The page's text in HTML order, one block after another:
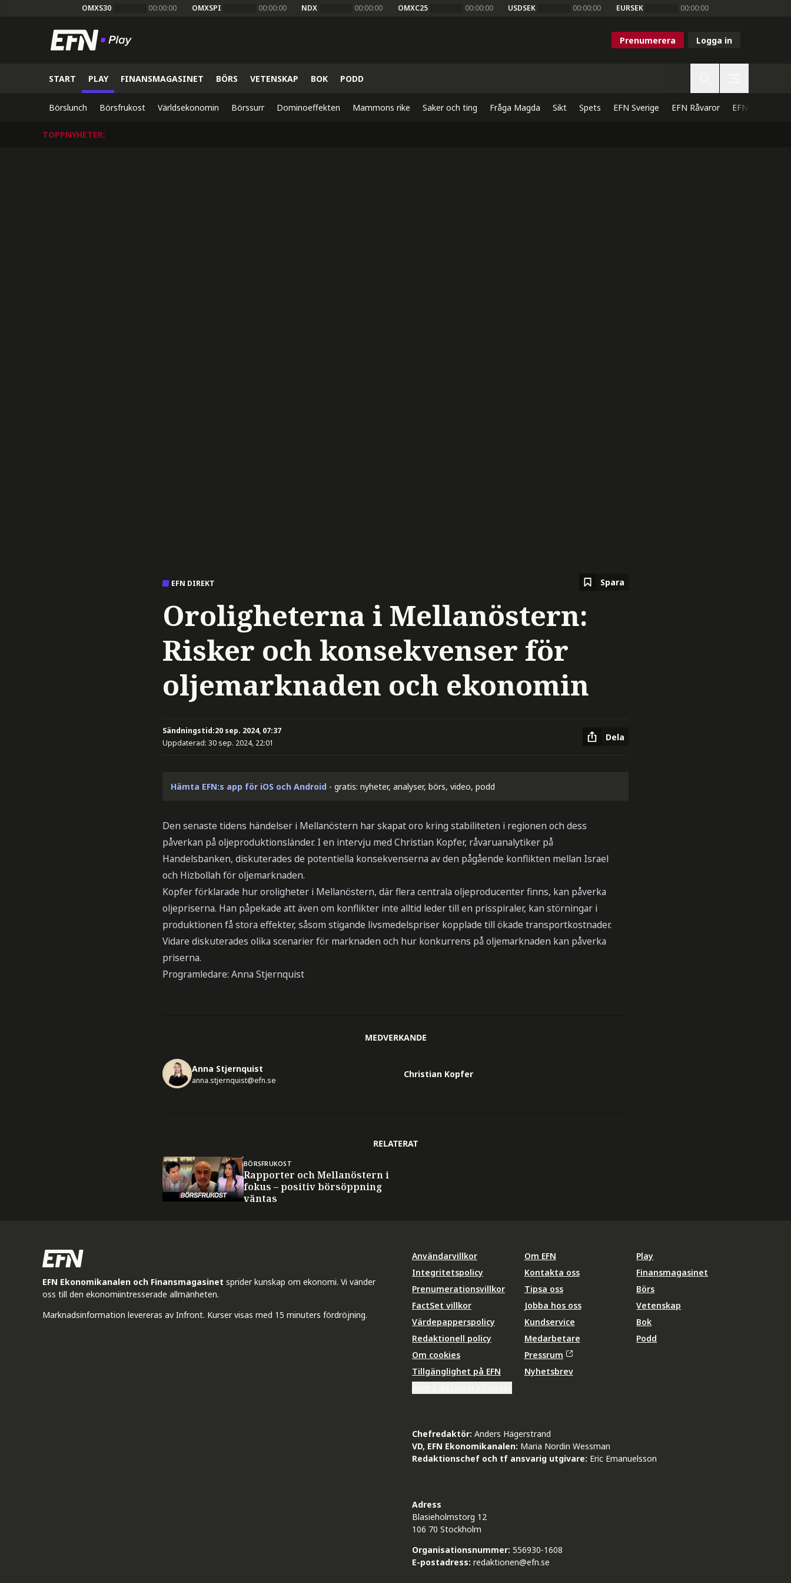
OMXS30 00:00:00 OMXSPI 00:00:00 NDX 00:00:00 OMXC25 00:00:00 USDSEK 00:00:00 EURSEK 00:00:00
Prenumerera Logga in
START PLAY FINANSMAGASINET BÖRS VETENSKAP BOK PODD
Börslunch Börsfrukost Världsekonomin Börssurr Dominoeffekten Mammons rike Saker och ting Fråga Magda Sikt Spets EFN Sverige EFN Råvaror EFN Direkt
TOPPNYHETER:
EFN DIREKT Spara
Oroligheterna i Mellanöstern:
Risker och konsekvenser för
oljemarknaden och ekonomin
Sändningstid:20 sep. 2024, 07:37
Uppdaterad: 30 sep. 2024, 22:01
Dela
Hämta EFN:s app för iOS och Android - gratis: nyheter, analyser, börs, video, podd
Den senaste tidens händelser i Mellanöstern har skapat oro kring stabiliteten i regionen och dess
påverkan på oljeproduktionsländer. I en intervju med Christian Kopfer, råvaruanalytiker på
Handelsbanken, diskuterades de potentiella konsekvenserna av den pågående konflikten mellan Israel
och Hizbollah för oljemarknaden.
Kopfer förklarade hur oroligheter i Mellanöstern, där flera centrala oljeproducenter finns, kan påverka
oljepriserna. Han påpekade att även om konflikter inte alltid leder till en prisspiraler, kan störningar i
produktionen få stora effekter, såsom stigande livsmedelspriser kopplade till ökade transportkostnader.
Vidare diskuterades olika scenarier för marknaden och hur konkurrens på oljemarknaden kan påverka
priserna.
Programledare: Anna Stjernquist
MEDVERKANDE
Anna Stjernquist
anna.stjernquist@efn.se
Christian Kopfer
RELATERAT
BÖRSFRUKOST
Rapporter och Mellanöstern i
fokus – positiv börsöppning
väntas
EFN Ekonomikanalen och Finansmagasinet sprider kunskap om ekonomi. Vi vänder
oss till den ekonomiintresserade allmänheten.
Marknadsinformation levereras av Infront. Kurser visas med 15 minuters fördröjning.
Användarvillkor
Integritetspolicy
Prenumerationsvillkor
FactSet villkor
Värdepapperspolicy
Redaktionell policy
Om cookies
Tillgänglighet på EFN
Om EFN
Kontakta oss
Tipsa oss
Jobba hos oss
Kundservice
Medarbetare
Pressrum
Nyhetsbrev
Play
Finansmagasinet
Börs
Vetenskap
Bok
Podd
Chefredaktör: Anders Hägerstrand
VD, EFN Ekonomikanalen: Maria Nordin Wessman
Redaktionschef och tf ansvarig utgivare: Eric Emanuelsson
Adress
Blasieholmstorg 12
106 70 Stockholm
Organisationsnummer: 556930-1608
E-postadress: redaktionen@efn.se